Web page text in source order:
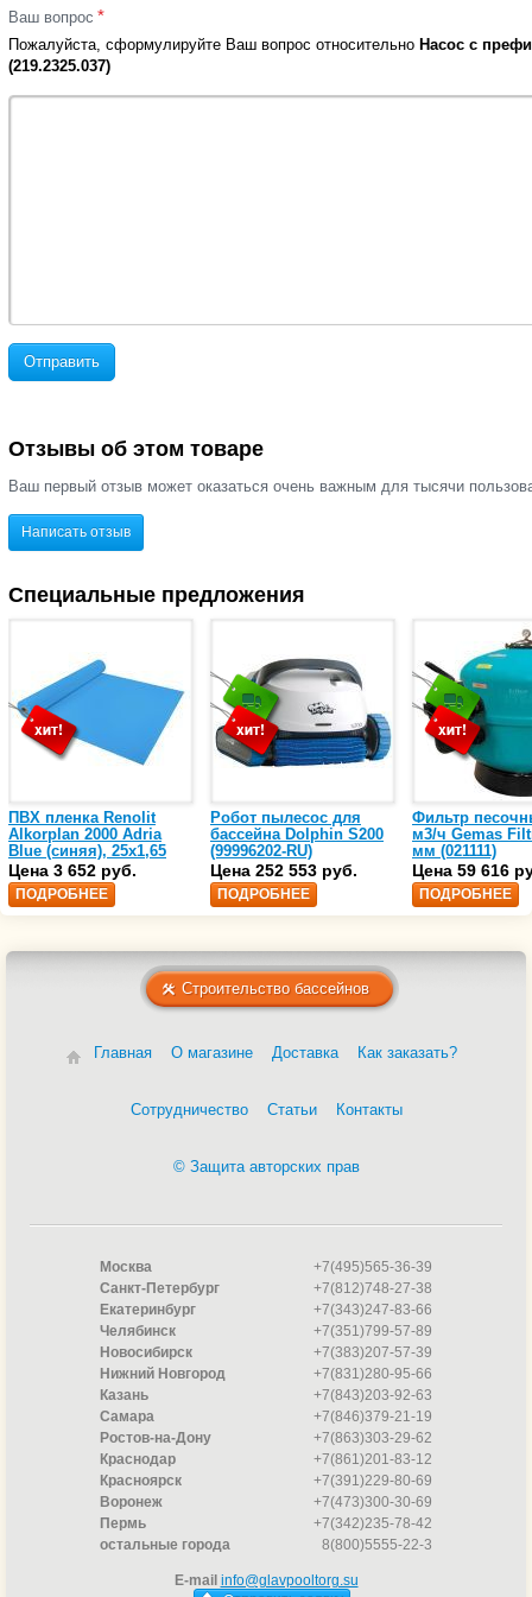
Ваш вопрос *
Пожалуйста, сформулируйте Ваш вопрос относительно Насос с
(219.2325.037)
Отправить
Отзывы об этом товаре
Ваш первый отзыв может оказаться очень важным для тысячи
Написать отзыв
Специальные предложения
ПВХ пленка Renolit
Alkorplan 2000 Adria
Blue (синяя), 25х1,65
(35216203)
Цена 3 652 руб.
ПОДРОБНЕЕ
Робот пылесос для
бассейна Dolphin S200
(99996202-RU)
Цена 252 553 руб.
ПОДРОБНЕЕ
Фильтр
м3/ч Gemas
мм (021111)
Цена 59 616
ПОДРОБНЕЕ
Строительство бассейнов
Главная О магазине Доставка Как заказать?
Сотрудничество Статьи Контакты
© Защита авторских прав
Москва
+7(495)565-36-39
Санкт-Петербург
+7(812)748-27-38
Екатеринбург
+7(343)247-83-66
Челябинск
+7(351)799-57-89
Новосибирск
+7(383)207-57-39
Нижний Новгород
+7(831)280-95-66
Казань
+7(843)203-92-63
Самара
+7(846)379-21-19
Ростов-на-Дону
+7(863)303-29-62
Краснодар
+7(861)201-83-12
Красноярск
+7(391)229-80-69
Воронеж
+7(473)300-30-69
Пермь
+7(342)235-78-42
остальные города
8(800)5555-22-3
E-mail info@glavpooltorg.su